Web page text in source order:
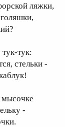
ляжки,
тук:
стельки -
мысочке
-